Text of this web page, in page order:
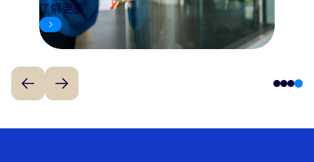
了解更多
1234